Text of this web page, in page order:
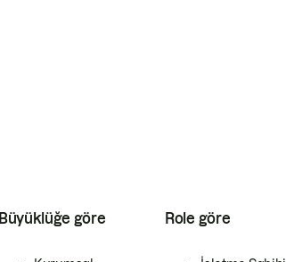
Büyüklüğe göre Role göre